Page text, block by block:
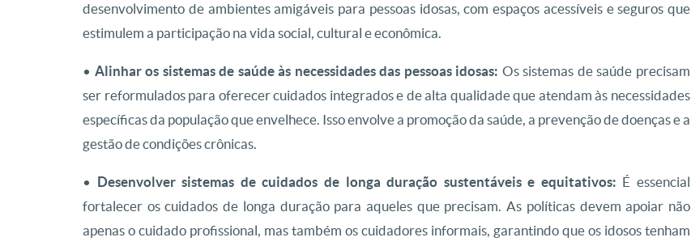
desenvolvimento de ambientes amigáveis para pessoas idosas, com espaços acessíveis e seguros que
estimulem a participação na vida social, cultural e econômica.
• Alinhar os sistemas de saúde às necessidades das pessoas idosas: Os sistemas de saúde precisam
ser reformulados para oferecer cuidados integrados e de alta qualidade que atendam às necessidades
específicas da população que envelhece. Isso envolve a promoção da saúde, a prevenção de doenças e a
gestão de condições crônicas.
• Desenvolver sistemas de cuidados de longa duração sustentáveis e equitativos: É essencial
fortalecer os cuidados de longa duração para aqueles que precisam. As políticas devem apoiar não
apenas o cuidado profissional, mas também os cuidadores informais, garantindo que os idosos tenham